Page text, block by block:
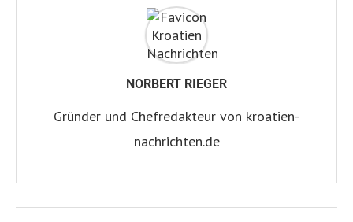
NORBERT RIEGER
Gründer und Chefredakteur von kroatien-
nachrichten.de